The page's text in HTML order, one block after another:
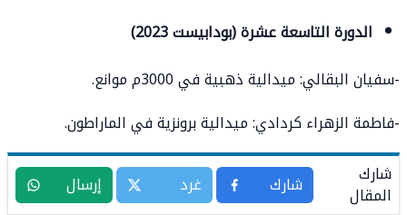
الدورة التاسعة عشرة (بودابيست 2023)
-سفيان البقالي: ميدالية ذهبية في 3000م موانع.
-فاطمة الزهراء كردادي: ميدالية برونزية في الماراطون.
شارك
المقال شارك غرد إرسال